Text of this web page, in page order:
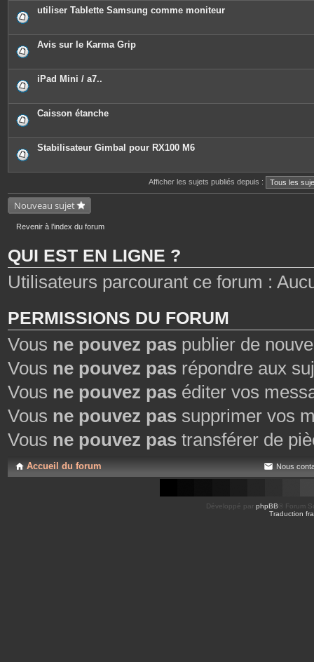
utiliser Tablette Samsung comme moniteur
Avis sur le Karma Grip
iPad Mini / a7..
Caisson étanche
Stabilisateur Gimbal pour RX100 M6
Afficher les sujets publiés depuis :
Nouveau sujet
Revenir à l’index du forum
QUI EST EN LIGNE ?
Utilisateurs parcourant ce forum :
PERMISSIONS DU FORUM
Vous ne pouvez pas publier de
Vous ne pouvez pas répondre aux
Vous ne pouvez pas éditer vos
Vous ne pouvez pas supprimer vos
Vous ne pouvez pas transférer de
Accueil du forum Nous
Développé par phpBB ® Forum
Traduction